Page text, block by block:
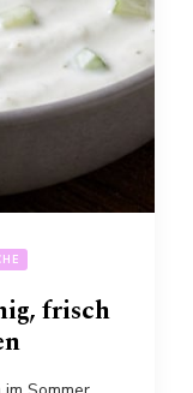
frisch